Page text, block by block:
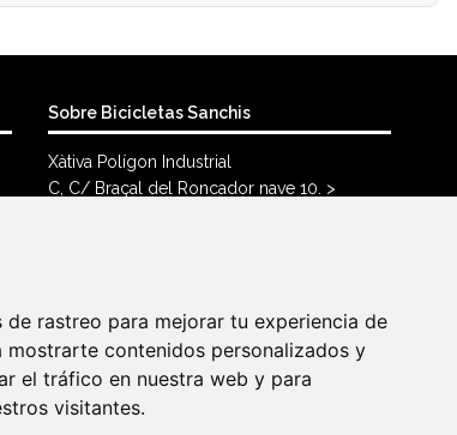
rastreo para mejorar tu experiencia de
mostrarte contenidos personalizados y
el tráfico en nuestra web y para
visitantes.
rastreo para mejorar tu experiencia de
mostrarte contenidos personalizados y
el tráfico en nuestra web y para
visitantes.
Sobre Bicicletas Sanchis
Xàtiva Polígon Industrial
C, C/ Braçal del Roncador nave 10. >